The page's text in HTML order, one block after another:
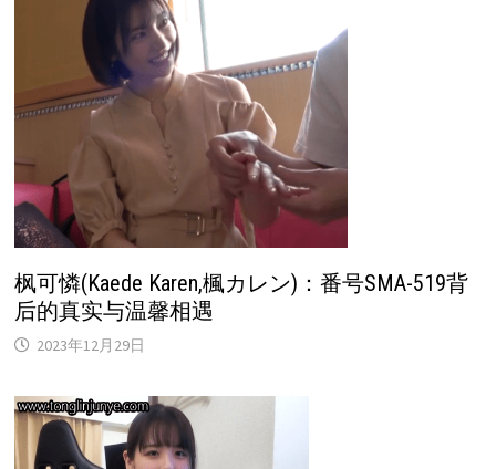
枫可憐(Kaede Karen,楓カレン)：番号SMA-519背
后的真实与温馨相遇
2023年12月29日